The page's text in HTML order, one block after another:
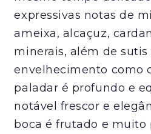
expressivas notas de
ameixa, alcaçuz,
minerais, além de sutis
envelhecimento como
paladar é profundo e
notável frescor e
boca é frutado e muito